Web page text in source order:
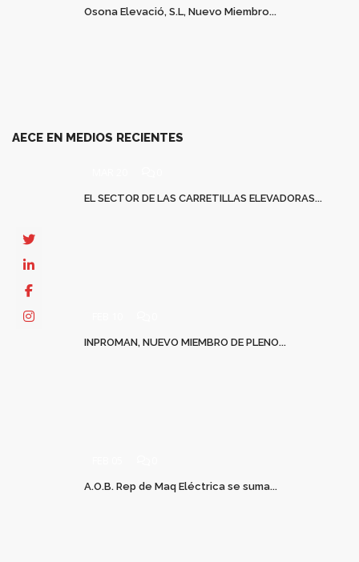
Osona Elevació, S.L, Nuevo Miembro...
AECE EN MEDIOS RECIENTES
EL SECTOR DE LAS CARRETILLAS ELEVADORAS...
INPROMAN, NUEVO MIEMBRO DE PLENO...
A.O.B. Rep de Maq Eléctrica se suma...